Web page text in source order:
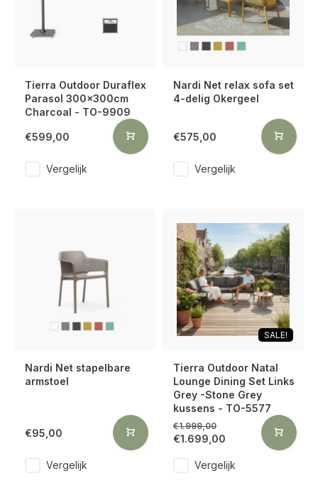
Tierra Outdoor Duraflex
Parasol 300x300cm
Charcoal - TO-9909
€599,00
Vergelijk
Nardi Net relax sofa set
4-delig Okergeel
€575,00
Vergelijk
Nardi Net stapelbare
armstoel
€95,00
Vergelijk
SALE!
Tierra Outdoor Natal
Lounge Dining Set Links
Grey -Stone Grey
kussens - TO-5577
€1.999,00
€1.699,00
Vergelijk